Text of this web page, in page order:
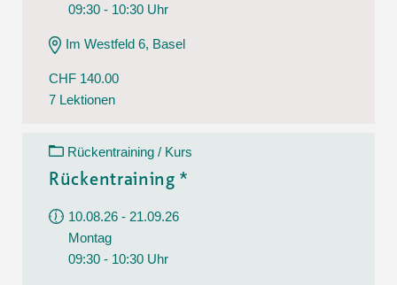
09:30 - 10:30 Uhr
Im Westfeld 6, Basel
CHF 140.00
7 Lektionen
Rückentraining / Kurs
Rückentraining *
10.08.26 - 21.09.26
Montag
09:30 - 10:30 Uhr